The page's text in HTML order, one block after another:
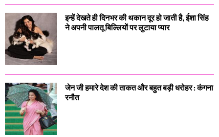
इन्हें देखते ही दिनभर की थकान दूर हो जाती है, ईशा सिंह
ने अपनी पालतू बिल्लियों पर लुटाया प्यार
जेन जी हमारे देश की ताकत और बहुत बड़ी धरोहर : कंगना
रनौत